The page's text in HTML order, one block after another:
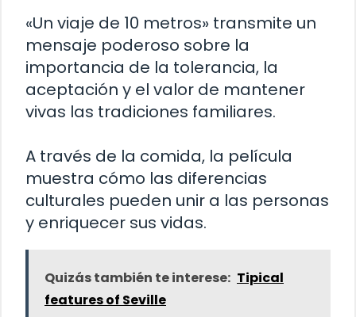
«Un viaje de 10 metros» transmite un
mensaje poderoso sobre la
importancia de la tolerancia, la
aceptación y el valor de mantener
vivas las tradiciones familiares.
A través de la comida, la película
muestra cómo las diferencias
culturales pueden unir a las personas
y enriquecer sus vidas.
Quizás también te interese: Tipical
features of Seville